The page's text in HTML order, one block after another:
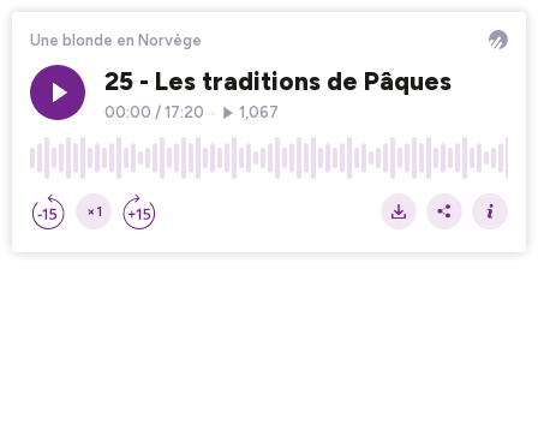
Une blonde en Norvège
25 - Les traditions de Pâques
00:00 / 17:20 1,067
×1